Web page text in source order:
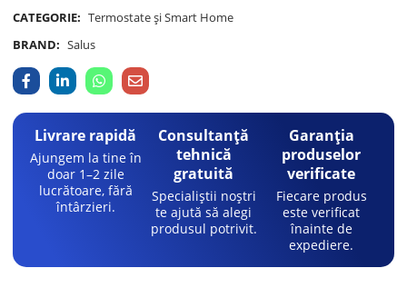
CATEGORIE: Termostate și Smart Home
BRAND: Salus
Livrare rapidă
Ajungem la tine în
doar 1–2 zile
lucrătoare, fără
întârzieri.
Consultanță
tehnică
gratuită
Specialiștii noștri
te ajută să alegi
produsul potrivit.
Garanția
produselor
verificate
Fiecare produs
este verificat
înainte de
expediere.